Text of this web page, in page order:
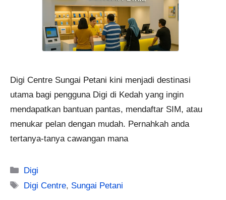
Digi Centre Sungai Petani kini menjadi destinasi
utama bagi pengguna Digi di Kedah yang ingin
mendapatkan bantuan pantas, mendaftar SIM, atau
menukar pelan dengan mudah. Pernahkah anda
tertanya-tanya cawangan mana
Categories
Digi
Tags
Digi Centre, Sungai Petani